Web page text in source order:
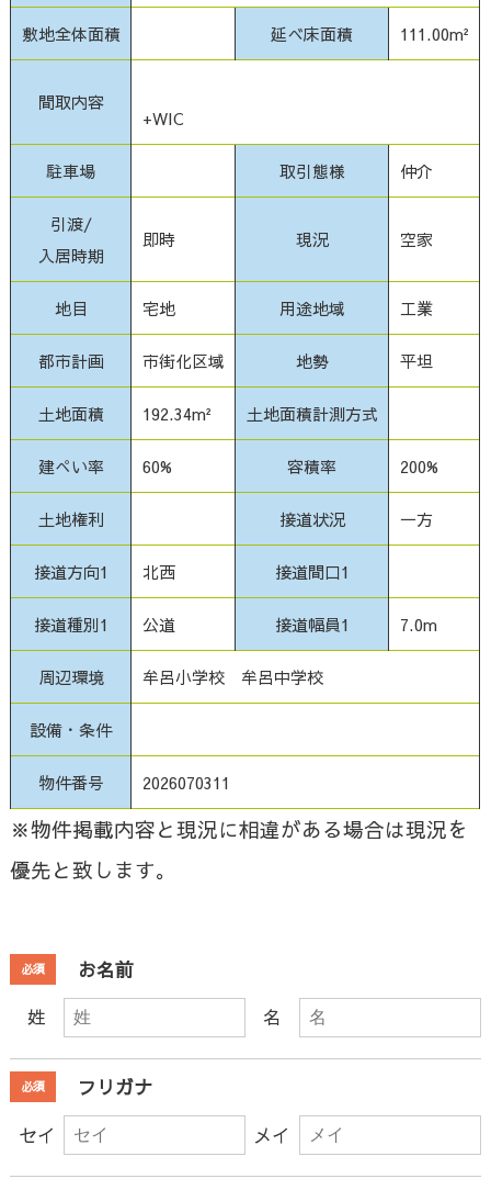
敷地全体面積 延べ床面積 111.00m²
間取内容
+WIC
駐車場 取引態様 仲介
引渡/
入居時期
即時 現況 空家
地目 宅地 用途地域 工業
都市計画 市街化区域 地勢 平坦
土地面積 192.34m² 土地面積計測方式
建ぺい率 60% 容積率 200%
土地権利 接道状況 一方
接道方向1 北西 接道間口1
接道種別1 公道 接道幅員1 7.0m
周辺環境 牟呂小学校 牟呂中学校
設備・条件
物件番号 2026070311
※物件掲載内容と現況に相違がある場合は現況を
優先と致します。
必須
お名前
姓
名
必須
フリガナ
セイ
メイ